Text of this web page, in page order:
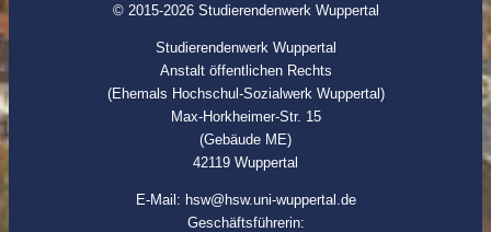
© 2015-2026 Studierendenwerk Wuppertal
Studierendenwerk Wuppertal
Anstalt öffentlichen Rechts
(Ehemals Hochschul-Sozialwerk Wuppertal)
Max-Horkheimer-Str. 15
(Gebäude ME)
42119 Wuppertal
E-Mail: hsw@hsw.uni-wuppertal.de
Geschäftsführerin: